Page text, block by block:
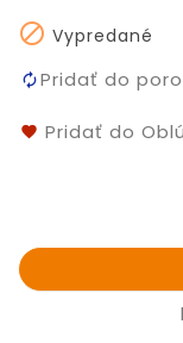
 Vypredané
Pridať do
Pridať do